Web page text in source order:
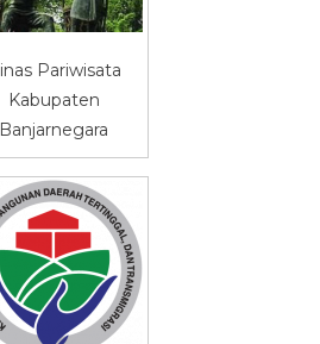
Pariwisata
Kabupaten
Banjarnegara